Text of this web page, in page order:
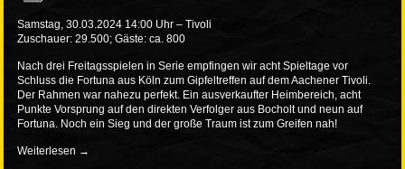
Samstag, 30.03.2024 14:00 Uhr – Tivoli
Zuschauer: 29.500; Gäste: ca. 800
Nach drei Freitagsspielen in Serie empfingen wir acht Spieltage vor
Schluss die Fortuna aus Köln zum Gipfeltreffen auf dem Aachener Tivoli.
Der Rahmen war nahezu perfekt. Ein ausverkaufter Heimbereich, acht
Punkte Vorsprung auf den direkten Verfolger aus Bocholt und neun auf
Fortuna. Noch ein Sieg und der große Traum ist zum Greifen nah!
Weiterlesen →